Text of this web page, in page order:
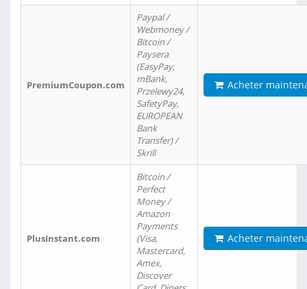
PremiumCoupon.com
Paypal /
Webmoney /
Bitcoin /
Paysera
(EasyPay,
mBank,
Przelewy24,
SafetyPay,
EUROPEAN
Bank
Transfer) /
Skrill
Acheter
PlusInstant.com
Bitcoin /
Perfect
Money /
Amazon
Payments
(Visa,
Mastercard,
Amex,
Discover
Acheter